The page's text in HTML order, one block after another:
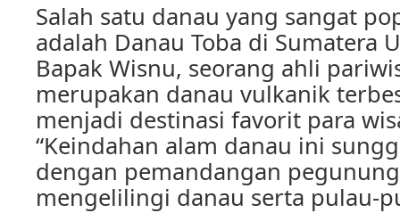
Salah satu danau yang sangat
adalah Danau Toba di Sumatera
Bapak Wisnu, seorang ahli
merupakan danau vulkanik
menjadi destinasi favorit para
“Keindahan alam danau ini
dengan pemandangan
mengelilingi danau serta pulau-